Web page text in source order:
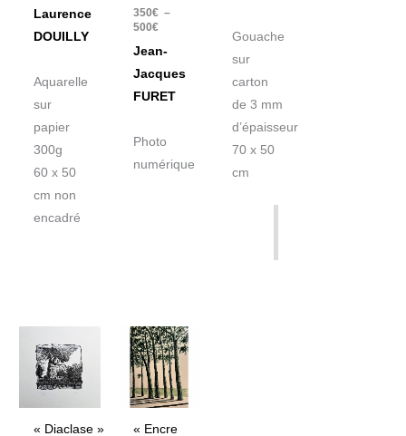
Laurence
DOUILLY
Aquarelle
sur
papier
300g
60 x 50
cm non
encadré
350€ –
500€
Jean-
Jacques
FURET
Photo
numérique
Gouache
sur
carton
de 3 mm
d’épaisseur
70 x 50
cm
« Diaclase »
« Encre